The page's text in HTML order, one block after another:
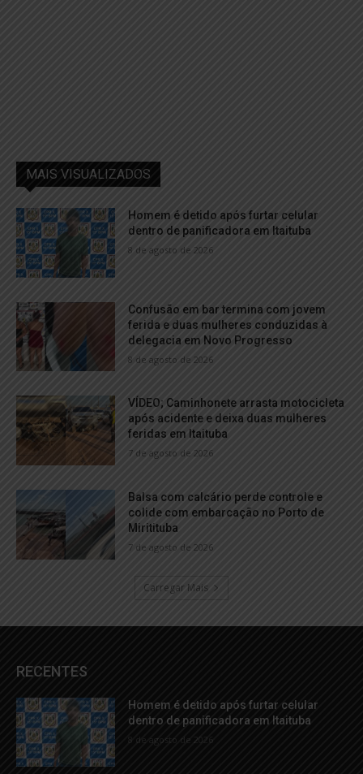
MAIS VISUALIZADOS
Homem é detido após furtar celular
dentro de panificadora em Itaituba
8 de agosto de 2026
Confusão em bar termina com jovem
ferida e duas mulheres conduzidas à
delegacia em Novo Progresso
8 de agosto de 2026
VÍDEO; Caminhonete arrasta motocicleta
após acidente e deixa duas mulheres
feridas em Itaituba
7 de agosto de 2026
Balsa com calcário perde controle e
colide com embarcação no Porto de
Miritituba
7 de agosto de 2026
Carregar Mais
RECENTES
Homem é detido após furtar celular
dentro de panificadora em Itaituba
8 de agosto de 2026